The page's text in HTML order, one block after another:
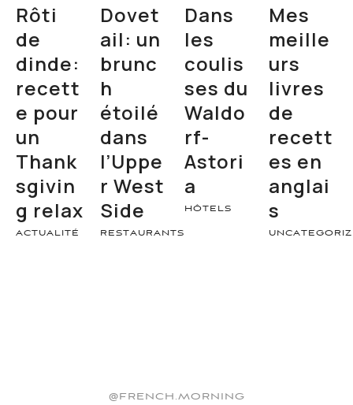
Rôti
de
dinde:
recett
e pour
un
Thank
sgivin
g relax
ACTUALITÉ
Dovet
ail: un
brunc
h
étoilé
dans
l’Uppe
r West
Side
RESTAURANTS
Dans
les
coulis
ses du
Waldo
rf-
Astori
a
HÔTELS
Mes
meille
urs
livres
de
recett
es en
anglai
s
@FRENCH.MORNING